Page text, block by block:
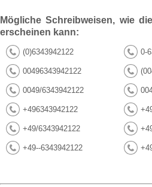
Mögliche Schreibweisen, wie
erscheinen kann:
(0)6343942122 0-
00496343942122
0049/6343942122
+496343942122
+49/6343942122
+49--6343942122